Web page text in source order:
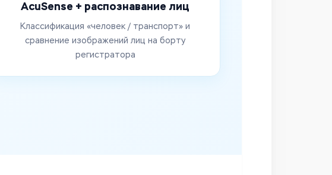
AcuSense + распознавание лиц
Классификация «человек / транспорт» и
сравнение изображений лиц на борту
регистратора